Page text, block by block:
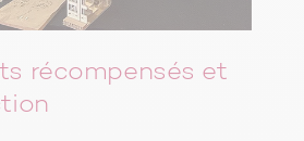
récompensés et